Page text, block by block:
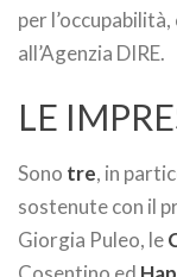
per
all’Agenzia DIRE.
LE
Sono tre, in
sostenute con il
Giorgia Puleo, le